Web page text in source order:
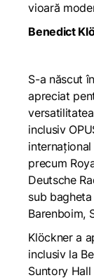
vioară
Benedict
S-a născut
apreciat
inclusiv
precum
Deutsche
sub
Barenboim,
Klöckner a
inclusiv la
Suntory Hall